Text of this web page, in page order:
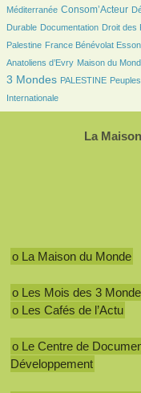
Méditerranée
701/2429 Consom’Acteur
140/2429
149/2429
Durable
56/2429Documentation
28/2429 Droit des
157/2429
31/2429
7/2429
Palestine
102/2429France Bénévolat
31/2429
782/2429
28/2429
Anatoliens d’Evry
84/2429 Maison du
21/2429
7/2429
134/2429
989/2429
3 Mondes
91/2429 PALESTINE
98/2429
97/2429
222/2429
Internationale
La
o La Maison du Monde
o Les Mois des 3
o Les Cafés de l’Actu
o Le Centre de
Développement